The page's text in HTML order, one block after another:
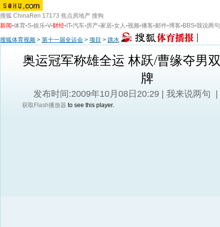
搜狐 ChinaRen 17173 焦点房地产 搜狗
新闻-体育-S-娱乐-V-财经- IT-汽车-房产-家居-女人-视频-播客-邮件-博客-BBS-我说两句
搜狐体育视频 > 第十一届全运会 > 项目 > 跳水
奥运冠军称雄全运 林跃/曹缘夺男
牌
发布时间:2009年10月08日20:29 | 我来说两句
获取Flash播放器 to see this player.